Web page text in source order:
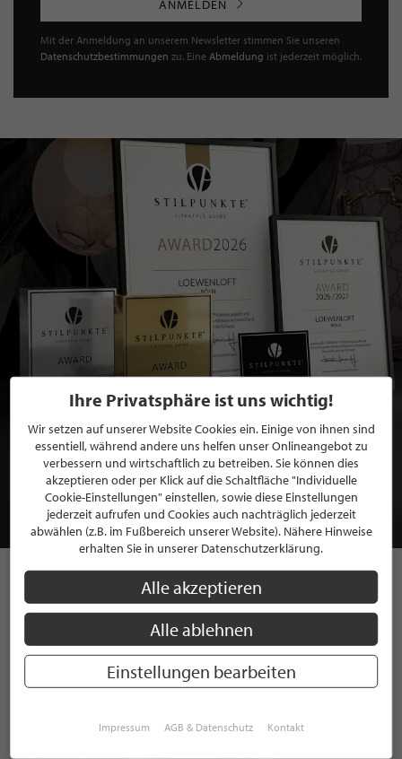
ANMELDEN
Mit der Anmeldung an unserem Newsletter stimmen Sie unseren
Datenschutzbestimmungen zu. Eine Abmeldung ist jederzeit möglich.
BEWERBEN SIE SICH FÜR EINE GRATIS
MITGLIEDSCHAFT BEI STILPUNKTE®
JETZT GRATIS BEWERBEN
STILPUNKTE AUF
INSTAGRAM
Ihre Privatsphäre ist uns wichtig!
Wir setzen auf unserer Website Cookies ein. Einige von ihnen sind
essentiell, während andere uns helfen unser Onlineangebot zu
verbessern und wirtschaftlich zu betreiben. Sie können dies
akzeptieren oder per Klick auf die Schaltfläche "Individuelle
Cookie-Einstellungen" einstellen, sowie diese Einstellungen
jederzeit aufrufen und Cookies auch nachträglich jederzeit
abwählen (z.B. im Fußbereich unserer Website). Nähere Hinweise
erhalten Sie in unserer Datenschutzerklärung.
Alle akzeptieren
Alle ablehnen
Einstellungen bearbeiten
Impressum AGB & Datenschutz Kontakt